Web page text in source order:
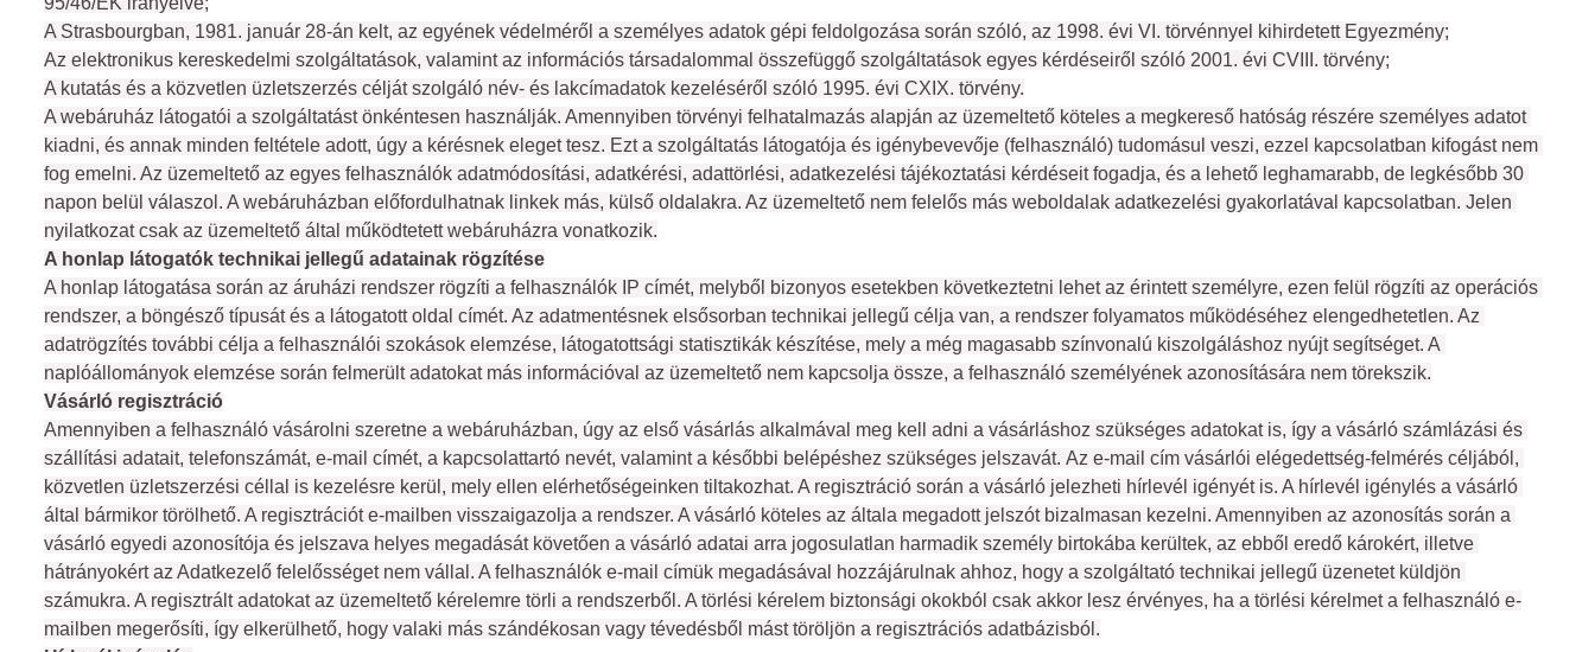
A Strasbourgban, 1981. január 28-án kelt, az egyének védelméről a személyes adatok gépi feldolgozása során szóló, az 1998. évi VI. törvénnyel kihirdetett Egyezmény;
Az elektronikus kereskedelmi szolgáltatások, valamint az információs társadalommal összefüggő szolgáltatások egyes kérdéseiről szóló 2001. évi CVIII. törvény;
A kutatás és a közvetlen üzletszerzés célját szolgáló név- és lakcímadatok kezeléséről szóló 1995. évi CXIX. törvény.
A webáruház látogatói a szolgáltatást önkéntesen használják. Amennyiben törvényi felhatalmazás alapján az üzemeltető köteles a megkereső hatóság részére személyes adatot
kiadni, és annak minden feltétele adott, úgy a kérésnek eleget tesz. Ezt a szolgáltatás látogatója és igénybevevője (felhasználó) tudomásul veszi, ezzel kapcsolatban kifogást nem
fog emelni. Az üzemeltető az egyes felhasználók adatmódosítási, adatkérési, adattörlési, adatkezelési tájékoztatási kérdéseit fogadja, és a lehető leghamarabb, de legkésőbb 30
napon belül válaszol. A webáruházban előfordulhatnak linkek más, külső oldalakra. Az üzemeltető nem felelős más weboldalak adatkezelési gyakorlatával kapcsolatban. Jelen
nyilatkozat csak az üzemeltető által működtetett webáruházra vonatkozik.
A honlap látogatók technikai jellegű adatainak rögzítése
A honlap látogatása során az áruházi rendszer rögzíti a felhasználók IP címét, melyből bizonyos esetekben következtetni lehet az érintett személyre, ezen felül rögzíti az operációs
rendszer, a böngésző típusát és a látogatott oldal címét. Az adatmentésnek elsősorban technikai jellegű célja van, a rendszer folyamatos működéséhez elengedhetetlen. Az
adatrögzítés további célja a felhasználói szokások elemzése, látogatottsági statisztikák készítése, mely a még magasabb színvonalú kiszolgáláshoz nyújt segítséget. A
naplóállományok elemzése során felmerült adatokat más információval az üzemeltető nem kapcsolja össze, a felhasználó személyének azonosítására nem törekszik.
Vásárló regisztráció
Amennyiben a felhasználó vásárolni szeretne a webáruházban, úgy az első vásárlás alkalmával meg kell adni a vásárláshoz szükséges adatokat is, így a vásárló számlázási és
szállítási adatait, telefonszámát, e-mail címét, a kapcsolattartó nevét, valamint a későbbi belépéshez szükséges jelszavát. Az e-mail cím vásárlói elégedettség-felmérés céljából,
közvetlen üzletszerzési céllal is kezelésre kerül, mely ellen elérhetőségeinken tiltakozhat. A regisztráció során a vásárló jelezheti hírlevél igényét is. A hírlevél igénylés a vásárló
által bármikor törölhető. A regisztrációt e-mailben visszaigazolja a rendszer. A vásárló köteles az általa megadott jelszót bizalmasan kezelni. Amennyiben az azonosítás során a
vásárló egyedi azonosítója és jelszava helyes megadását követően a vásárló adatai arra jogosulatlan harmadik személy birtokába kerültek, az ebből eredő károkért, illetve
hátrányokért az Adatkezelő felelősséget nem vállal. A felhasználók e-mail címük megadásával hozzájárulnak ahhoz, hogy a szolgáltató technikai jellegű üzenetet küldjön
számukra. A regisztrált adatokat az üzemeltető kérelemre törli a rendszerből. A törlési kérelem biztonsági okokból csak akkor lesz érvényes, ha a törlési kérelmet a felhasználó e-
mailben megerősíti, így elkerülhető, hogy valaki más szándékosan vagy tévedésből mást töröljön a regisztrációs adatbázisból.